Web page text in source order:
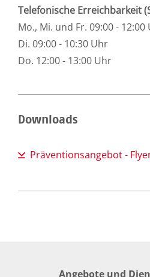
Telefonische Erreichbarkeit
Mo., Mi. und Fr. 09:00 - 12:00
Di. 09:00 - 10:30 Uhr
Do. 12:00 - 13:00 Uhr
Downloads
Präventionsangebot -
Angebote und